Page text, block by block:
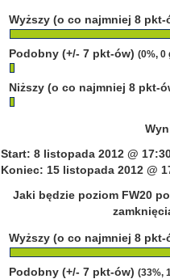
Wyższy (o co najmniej 8
Podobny (+/- 7 pkt-ów) (0%, 0
Niższy (o co najmniej 8 pkt-
Start: 8 listopada 2012 @
Koniec: 15 listopada 2012 @
Jaki będzie poziom FW20
Wyższy (o co najmniej 8
Podobny (+/- 7 pkt-ów) (33%,